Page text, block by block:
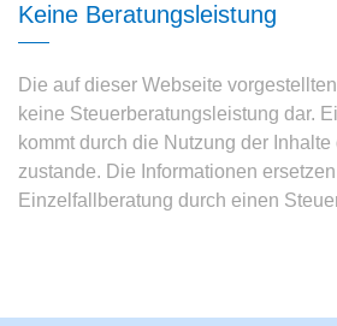
Keine Beratungsleistung
Die auf dieser Webseite
keine Steuerberatungsleistung dar.
kommt durch die Nutzung der
zustande. Die Informationen
Einzelfallberatung durch einen